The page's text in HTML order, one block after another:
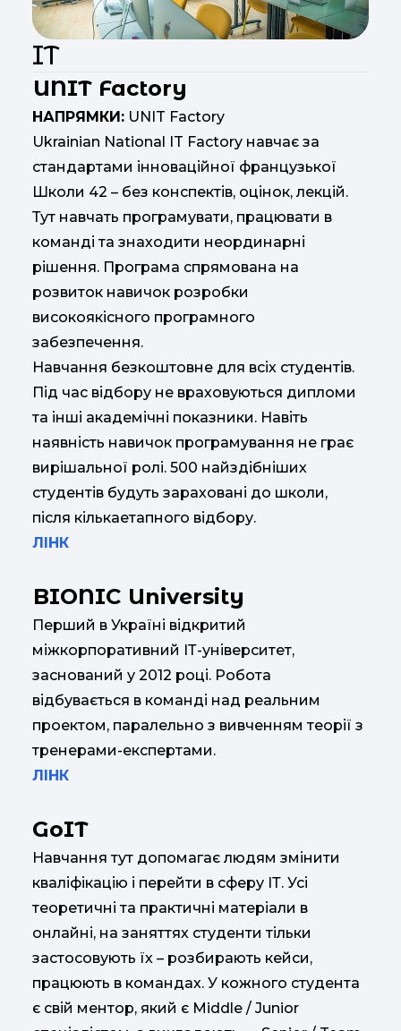
IT
UNIT Factory
НАПРЯМКИ: UNIT Factory
Ukrainian National IT Factory навчає за
стандартами інноваційної французької
Школи 42 – без конспектів, оцінок, лекцій.
Тут навчать програмувати, працювати в
команді та знаходити неординарні
рішення. Програма спрямована на
розвиток навичок розробки
високоякісного програмного
забезпечення.
Навчання безкоштовне для всіх студентів.
Під час відбору не враховуються дипломи
та інші академічні показники. Навіть
наявність навичок програмування не грає
вирішальної ролі. 500 найздібніших
студентів будуть зараховані до школи,
після кількаетапного відбору.
ЛІНК
BIONIC University
Перший в Україні відкритий
міжкорпоративний ІТ-університет,
заснований у 2012 році. Робота
відбувається в команді над реальним
проектом, паралельно з вивченням теорії з
тренерами-експертами.
ЛІНК
GoIT
Навчання тут допомагає людям змінити
кваліфікацію і перейти в сферу ІТ. Усі
теоретичні та практичні матеріали в
онлайні, на заняттях студенти тільки
застосовують їх – розбирають кейси,
працюють в командах. У кожного студента
є свій ментор, який є Middle / Junior